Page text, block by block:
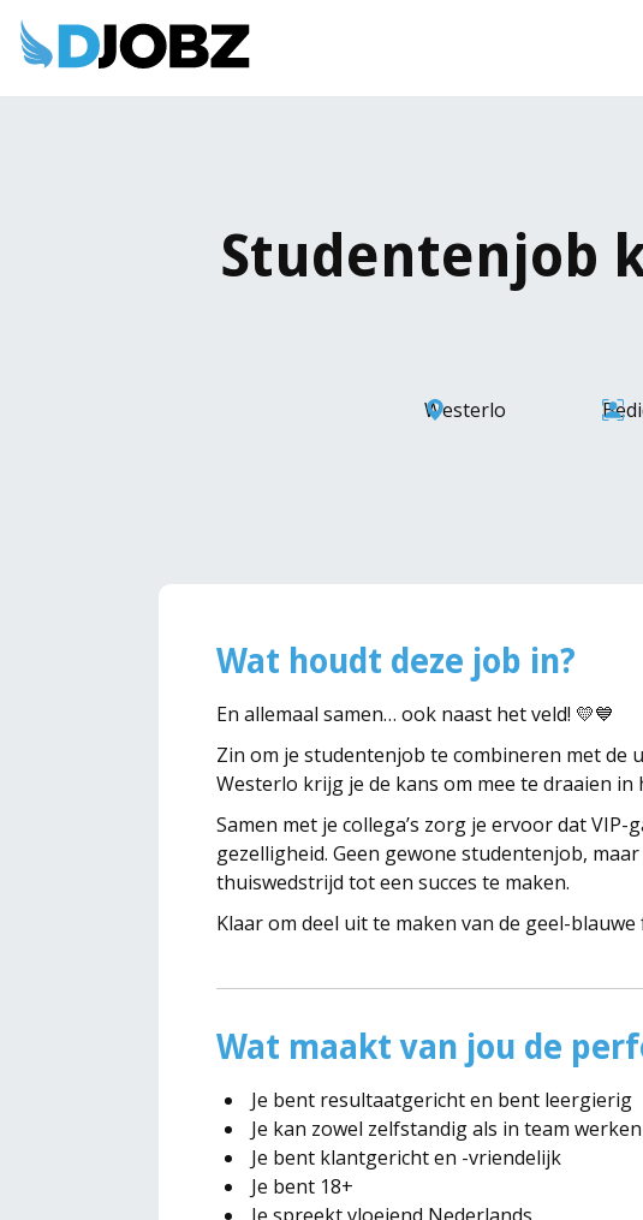
Studentenjob
Westerlo
Wat houdt deze job in?
En allemaal samen… ook naast het veld! 💛💙
Zin om je studentenjob te combineren met de
Westerlo krijg je de kans om mee te draaien
Samen met je collega’s zorg je ervoor dat
gezelligheid. Geen gewone studentenjob,
thuiswedstrijd tot een succes te maken.
Klaar om deel uit te maken van de geel-
Wat maakt van jou de
Je bent resultaatgericht en bent leergierig
Je kan zowel zelfstandig als in team werken
Je bent klantgericht en -vriendelijk
Je bent 18+